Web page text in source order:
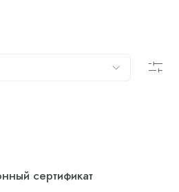
сертификат